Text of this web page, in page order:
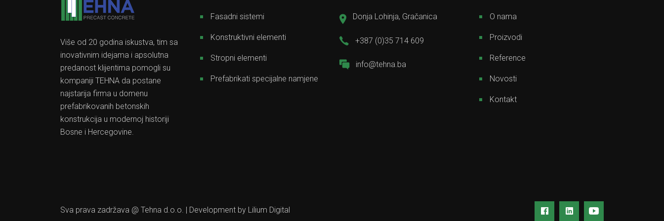
Više od 20 godina iskustva, tim sa
inovativnim idejama i apsolutna
predanost klijentima pomogli su
kompaniji TEHNA da postane
najstarija firma u domenu
prefabrikovanih betonskih
konstrukcija u modernoj historiji
Bosne i Hercegovine.
Fasadni sistemi
Konstruktivni elementi
Stropni elementi
Prefabrikati specijalne namjene
Donja Lohinja, Gračanica
+387 (0)35 714 609
info@tehna.ba
O nama
Proizvodi
Reference
Novosti
Kontakt
Sva prava zadržava @ Tehna d.o.o. | Development by Lilium Digital